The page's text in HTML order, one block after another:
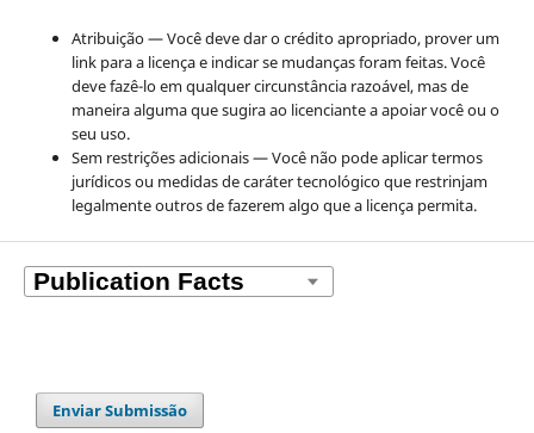
Atribuição — Você deve dar o crédito apropriado, prover um
link para a licença e indicar se mudanças foram feitas. Você
deve fazê-lo em qualquer circunstância razoável, mas de
maneira alguma que sugira ao licenciante a apoiar você ou o
seu uso.
Sem restrições adicionais — Você não pode aplicar termos
jurídicos ou medidas de caráter tecnológico que restrinjam
legalmente outros de fazerem algo que a licença permita.
Enviar Submissão